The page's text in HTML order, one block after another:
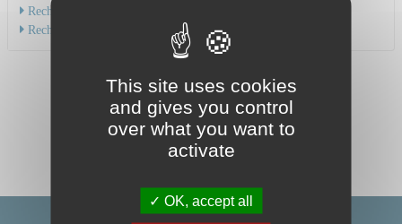
Recherche par spécialité
Recherche par médecin
This site uses cookies
and gives you control
over what you want to
activate
OK, accept all